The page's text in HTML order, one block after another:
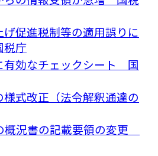
促進税制等の適用誤りに
庁
有効なチェックシート 国
式改正（法令解釈通達の
概況書の記載要領の変更